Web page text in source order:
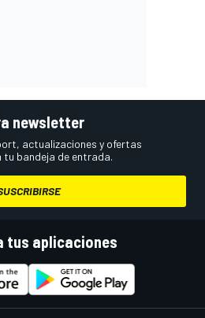
newsletter
actualizaciones y ofertas
tu bandeja de entrada.
tus aplicaciones